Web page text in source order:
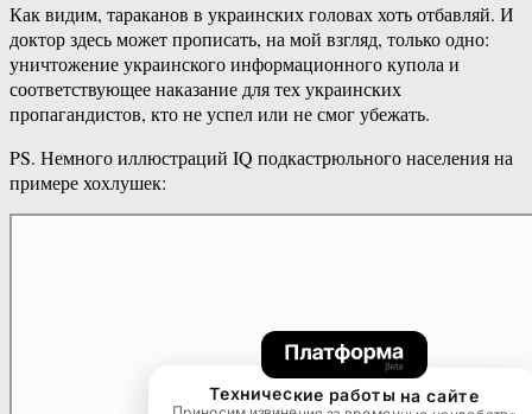
Как видим, тараканов в украинских головах хоть отбавляй. И
доктор здесь может прописать, на мой взгляд, только одно:
уничтожение украинского информационного купола и
соответствующее наказание для тех украинских
пропагандистов, кто не успел или не смог убежать.
PS. Немного иллюстраций IQ подкастрюльного населения на
примере хохлушек: